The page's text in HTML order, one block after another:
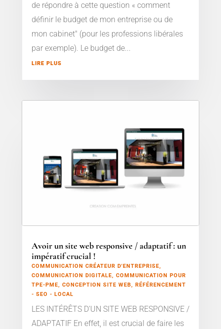
de répondre à cette question « comment
définir le budget de mon entreprise ou de
mon cabinet" (pour les professions libérales
par exemple). Le budget de...
LIRE PLUS
Avoir un site web responsive / adaptatif : un
impératif crucial !
COMMUNICATION CRÉATEUR D'ENTREPRISE,
COMMUNICATION DIGITALE, COMMUNICATION POUR
TPE-PME, CONCEPTION SITE WEB,
RÉFÉRENCEMENT
- SEO - LOCAL
LES INTÉRÊTS D'UN SITE WEB RESPONSIVE /
ADAPTATIF En effet, il est crucial de faire les